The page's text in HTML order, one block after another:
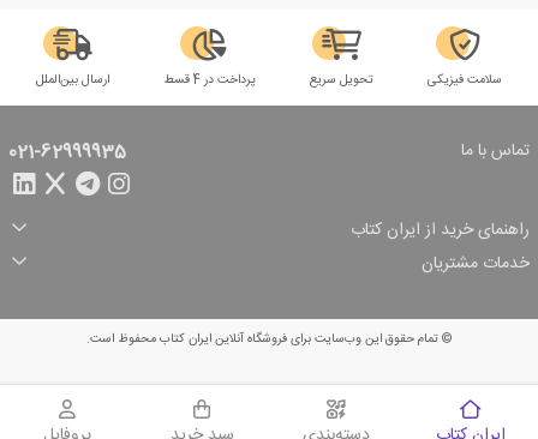
سلامت فیزیکی تحویل سریع پرداخت در 4 قسط ارسال بین‌الملل
تماس با ما 021-62999935
راهنمای خرید از ایران کتاب
ثبت سفارش
شرایط ارسال سفارش
شیوه پرداخت
تخفیف‌های خرید
خدمات مشتریان
© تمام حقوق این وب‌سایت برای فروشگاه آنلاین ایران کتاب محفوظ است.
سبد خرید